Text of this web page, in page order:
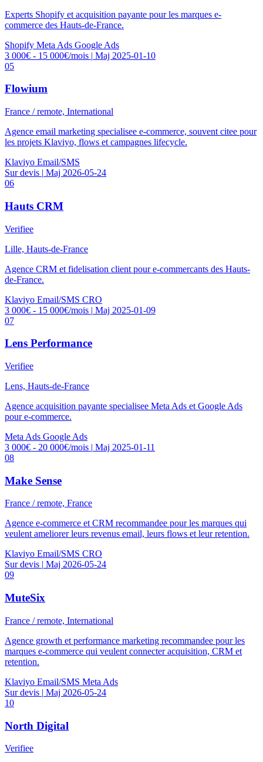
Experts Shopify et acquisition payante pour les marques e-
commerce des Hauts-de-France.
Shopify Meta Ads Google Ads
3 000€ - 15 000€/mois | Maj 2025-01-10
05
Flowium
France / remote, International
Agence email marketing specialisee e-commerce, souvent citee pour
les projets Klaviyo, flows et campagnes lifecycle.
Klaviyo Email/SMS
Sur devis | Maj 2026-05-24
06
Hauts CRM
Verifiee
Lille, Hauts-de-France
Agence CRM et fidelisation client pour e-commercants des Hauts-
de-France.
Klaviyo Email/SMS CRO
3 000€ - 15 000€/mois | Maj 2025-01-09
07
Lens Performance
Verifiee
Lens, Hauts-de-France
Agence acquisition payante specialisee Meta Ads et Google Ads
pour e-commerce.
Meta Ads Google Ads
3 000€ - 20 000€/mois | Maj 2025-01-11
08
Make Sense
France / remote, France
Agence e-commerce et CRM recommandee pour les marques qui
veulent ameliorer leurs revenus email, leurs flows et leur retention.
Klaviyo Email/SMS CRO
Sur devis | Maj 2026-05-24
09
MuteSix
France / remote, International
Agence growth et performance marketing recommandee pour les
marques e-commerce qui veulent connecter acquisition, CRM et
retention.
Klaviyo Email/SMS Meta Ads
Sur devis | Maj 2026-05-24
10
North Digital
Verifiee